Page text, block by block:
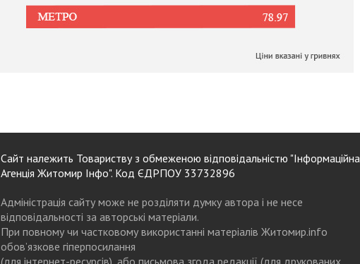
Сайт належить Товариству з обмеженою відповідальністю "Інформаційна
Агенція Житомир Інфо". Код ЄДРПОУ 33732896
Адміністрація сайту може не розділяти думку автора і не несе
відповідальності за авторські матеріали.
При повному чи частковому використанні матеріалів Житомир.info
обов’язкове гіперпосилання
(для інтернет-ресурсів), або письмова згода редакції (для друкованих